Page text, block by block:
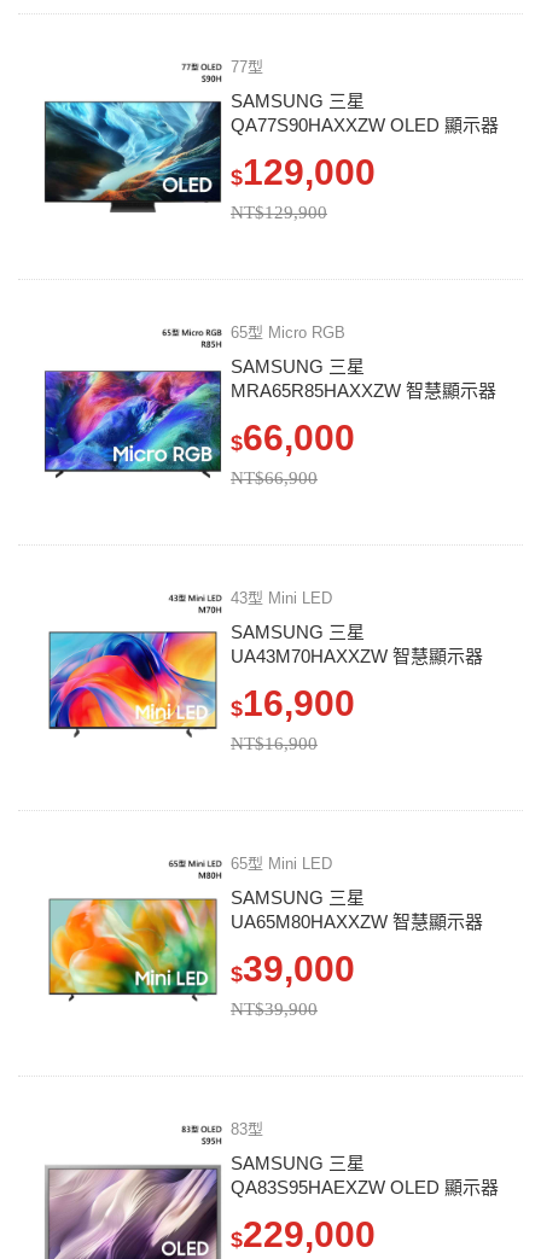
77型
SAMSUNG 三星
QA77S90HAXXZW OLED 顯示器
$129,000
NT$129,900
65型 Micro RGB
SAMSUNG 三星
MRA65R85HAXXZW 智慧顯示器
$66,000
NT$66,900
43型 Mini LED
SAMSUNG 三星
UA43M70HAXXZW 智慧顯示器
$16,900
NT$16,900
65型 Mini LED
SAMSUNG 三星
UA65M80HAXXZW 智慧顯示器
$39,000
NT$39,900
83型
SAMSUNG 三星
QA83S95HAEXZW OLED 顯示器
$229,000